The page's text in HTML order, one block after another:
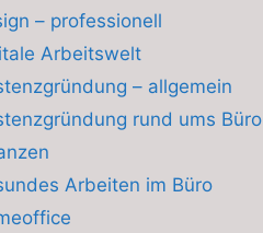
– professionell
Arbeitswelt
– allgemein
rund ums Büro
Arbeiten im Büro